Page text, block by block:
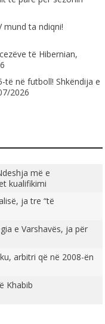
mund ta ndiqni!
të Hibernian,
në futboll! Shkëndija e
2026
më e
kualifikimi
ja tre “të
e Varshavës, ja për
arbitri që në 2008-ën
Khabib